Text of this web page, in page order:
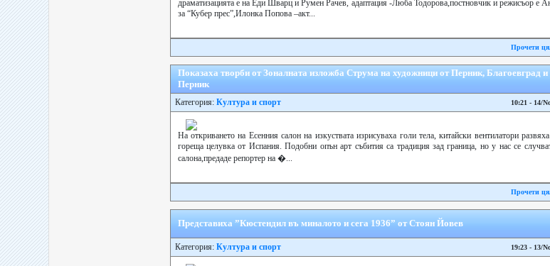
драматизацията е на Еди Шварц и Румен Рачев, адаптация -Люба Тодорова,постновчик и режисъор е
за “Кубер прес”,Илонка Попова –акт...
Прочети
Показаха творби от Зоналната изложба Струма на художници от Перник, Благоевград
Перник
Категория: Култура и спорт 10:21 - 14/
На откриването на Есенния салон на изкуствата изрисуваха голи тела, китайски вентилатори
гореща целувка от Испания. Подобни опън арт събития са традиция зад граница, но у нас се
салона,предаде репортер на �...
Прочети
Представиха ”Кюстендил въ миналото и сега 1936” от Стоян Йовев
Категория: Култура и спорт 19:23 - 13/